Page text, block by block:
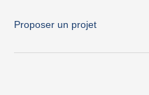
Proposer un projet